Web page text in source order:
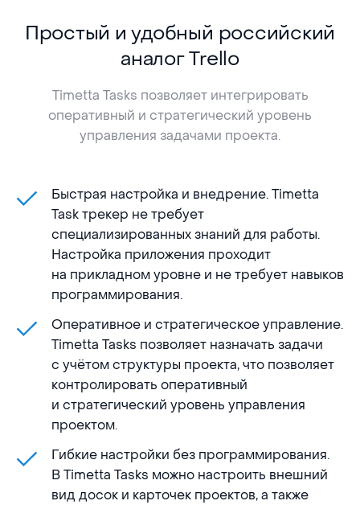
Простый и удобный российский
аналог Trello
Timetta Tasks позволяет интегрировать
оперативный и стратегический уровень
управления задачами проекта.
Быстрая настройка и внедрение. Timetta
Task трекер не требует
специализированных знаний для работы.
Настройка приложения проходит
на прикладном уровне и не требует навыков
программирования.
Оперативное и стратегическое управление.
Timetta Tasks позволяет назначать задачи
с учётом структуры проекта, что позволяет
контролировать оперативный
и стратегический уровень управления
проектом.
Гибкие настройки без программирования.
В Timetta Tasks можно настроить внешний
вид досок и карточек проектов, а также